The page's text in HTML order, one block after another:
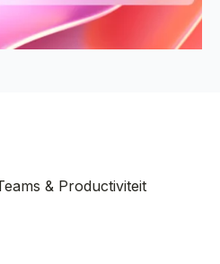
& Productiviteit